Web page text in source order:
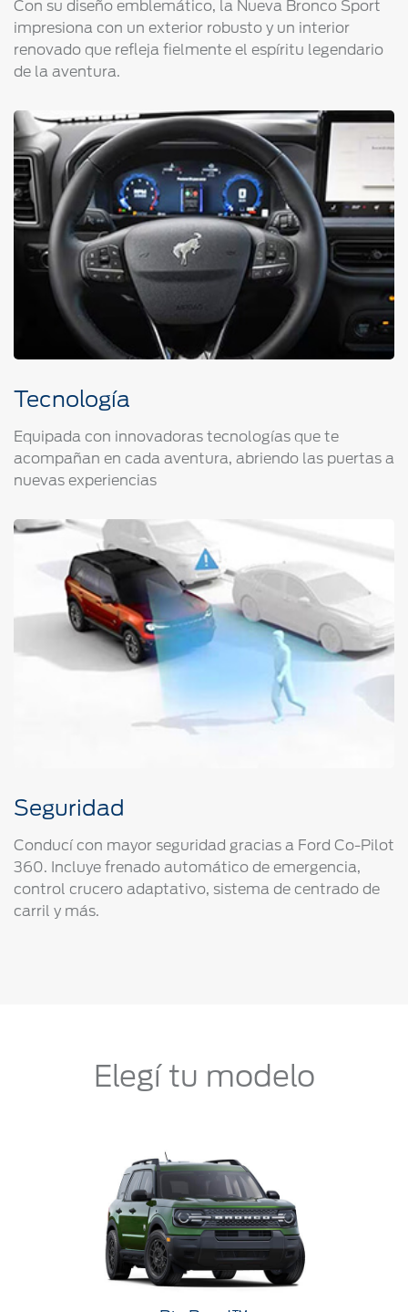
Con su diseño emblemático, la Nueva Bronco Sport
impresiona con un exterior robusto y un interior
renovado que refleja fielmente el espíritu legendario
de la aventura.
Tecnología
Equipada con innovadoras tecnologías que te
acompañan en cada aventura, abriendo las puertas a
nuevas experiencias
Seguridad
Conducí con mayor seguridad gracias a Ford Co-Pilot
360. Incluye frenado automático de emergencia,
control crucero adaptativo, sistema de centrado de
carril y más.
Elegí tu modelo